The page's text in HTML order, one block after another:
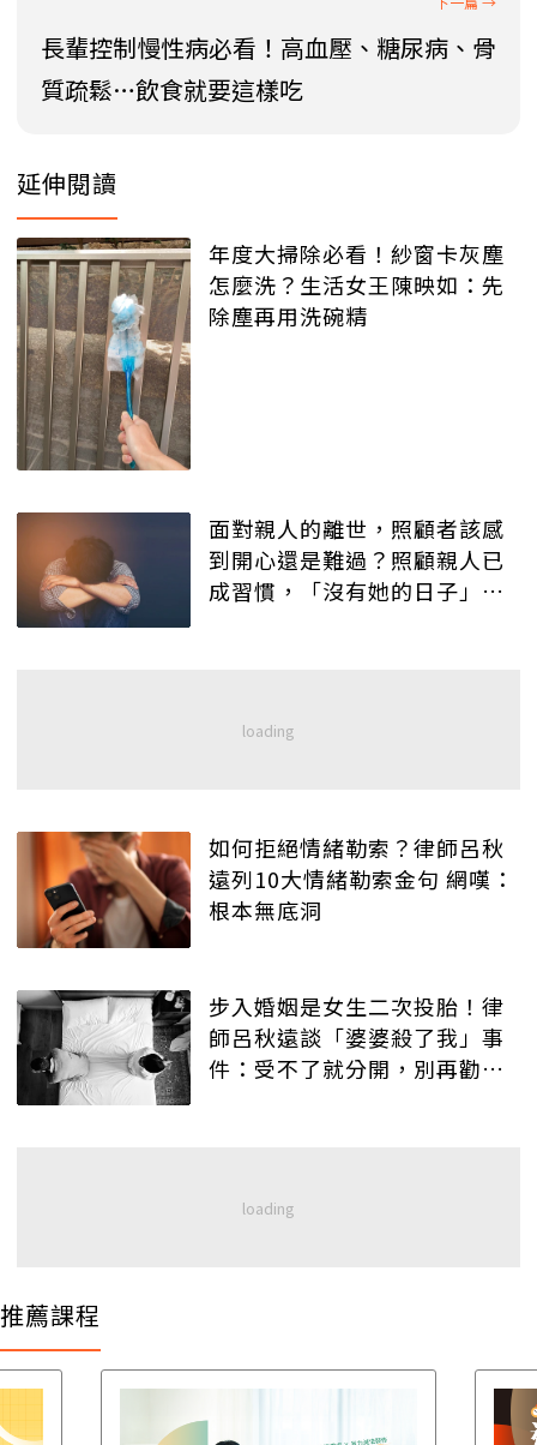
長輩控制慢性病必看！高血壓、糖尿病、骨
質疏鬆…飲食就要這樣吃
延伸閱讀
年度大掃除必看！紗窗卡灰塵
怎麼洗？生活女王陳映如：先
除塵再用洗碗精
面對親人的離世，照顧者該感
到開心還是難過？照顧親人已
成習慣，「沒有她的日子」竟
如何拒絕情緒勒索？律師呂秋
遠列10大情緒勒索金句 網嘆：
根本無底洞
步入婚姻是女生二次投胎！律
師呂秋遠談「婆婆殺了我」事
件：受不了就分開，別再勸合
推薦課程